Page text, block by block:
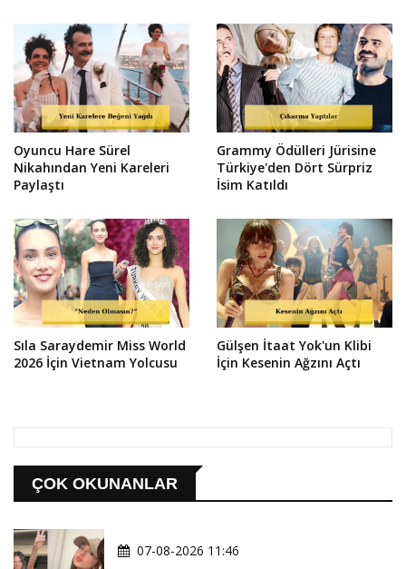
Oyuncu Hare Sürel
Nikahından Yeni Kareleri
Paylaştı
Grammy Ödülleri Jürisine
Türkiye'den Dört Sürpriz
İsim Katıldı
Sıla Saraydemir Miss World
2026 İçin Vietnam Yolcusu
Gülşen İtaat Yok'un Klibi
İçin Kesenin Ağzını Açtı
ÇOK OKUNANLAR
07-08-2026 11:46